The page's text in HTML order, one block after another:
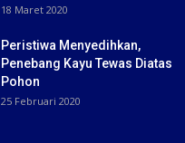
18 Maret 2020
Peristiwa Menyedihkan,
Penebang Kayu Tewas Diatas
Pohon
25 Februari 2020